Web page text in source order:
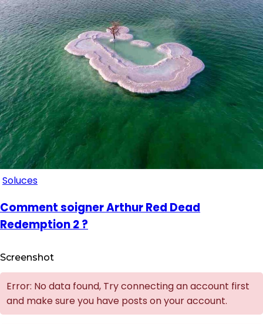
Soluces
Comment soigner Arthur Red Dead
Redemption 2 ?
Screenshot
Error: No data found, Try connecting an account first
and make sure you have posts on your account.